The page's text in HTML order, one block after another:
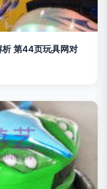
第44页玩具网对